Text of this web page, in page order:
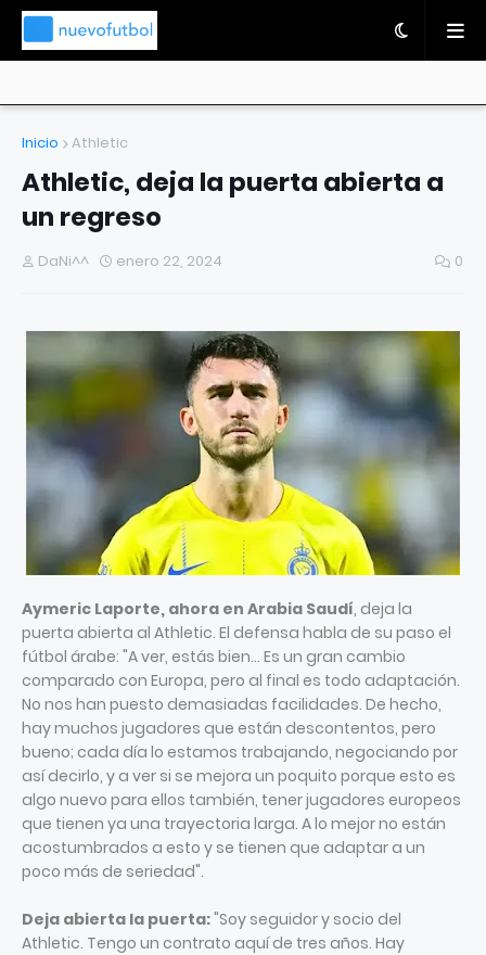
Inicio Athletic
Athletic, deja la puerta abierta a
un regreso
DaNi^^ enero 22, 2024 0
Aymeric Laporte, ahora en Arabia Saudí, deja la
puerta abierta al Athletic. El defensa habla de su paso el
fútbol árabe: "A ver, estás bien… Es un gran cambio
comparado con Europa, pero al final es todo adaptación.
No nos han puesto demasiadas facilidades. De hecho,
hay muchos jugadores que están descontentos, pero
bueno; cada día lo estamos trabajando, negociando por
así decirlo, y a ver si se mejora un poquito porque esto es
algo nuevo para ellos también, tener jugadores europeos
que tienen ya una trayectoria larga. A lo mejor no están
acostumbrados a esto y se tienen que adaptar a un
poco más de seriedad".
Deja abierta la puerta:"Soy seguidor y socio del
Athletic. Tengo un contrato aquí de tres años. Hay